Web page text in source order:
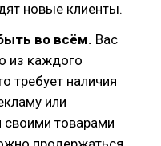
новые клиенты.
во всём. Вас
из каждого
требует наличия
или
своими товарами